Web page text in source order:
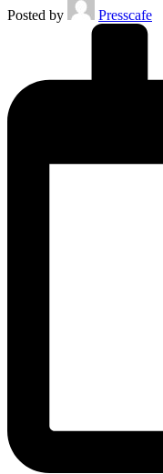
Posted by Presscafe